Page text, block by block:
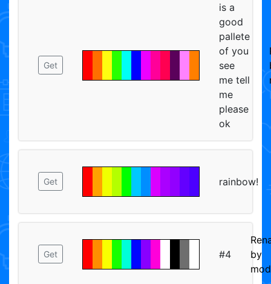
Get
is a
good
pallete
of you
see
me tell
me
please
ok
Get rainbow!
Get #4
by